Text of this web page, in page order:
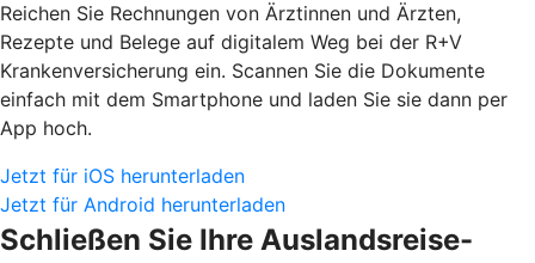
Reichen Sie Rechnungen von Ärztinnen und Ärzten,
Rezepte und Belege auf digitalem Weg bei der R+V
Krankenversicherung ein. Scannen Sie die Dokumente
einfach mit dem Smartphone und laden Sie sie dann per
App hoch.
Jetzt für iOS herunterladen
Jetzt für Android herunterladen
Schließen Sie Ihre Auslandsreise-